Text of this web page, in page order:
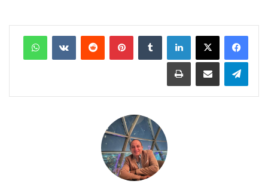
لينكدإن بينتيريست